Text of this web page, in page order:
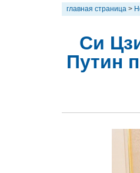
главная страница >
Си
Путин